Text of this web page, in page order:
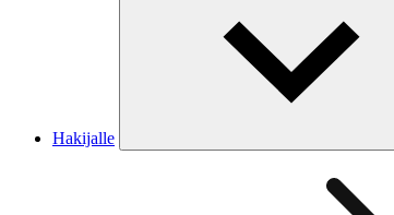
Hakijalle